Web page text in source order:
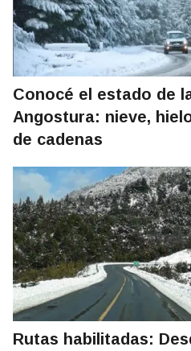
Conocé el estado de
Angostura: nieve,
de cadenas
Rutas habilitadas: